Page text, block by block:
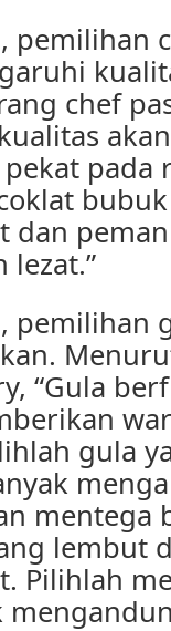
pemilihan
chef
pekat pada
dan
lezat.”
pemilihan
“Gula
gula
mentega
lembut
Pilihlah